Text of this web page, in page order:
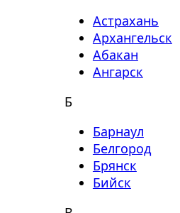
Астрахань
Архангельск
Абакан
Ангарск
Б
Барнаул
Белгород
Брянск
Бийск